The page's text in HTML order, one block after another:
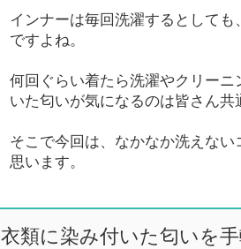
インナーは毎回洗濯するとして
ですよね。
何回ぐらい着たら洗濯やクリー
いた匂いが気になるのは皆さん共
そこで今回は、なかなか洗えな
思います。
衣類に染み付いた匂いを